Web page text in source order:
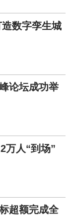
数字孪生城
论坛成功举
万人“到场”
超额完成全